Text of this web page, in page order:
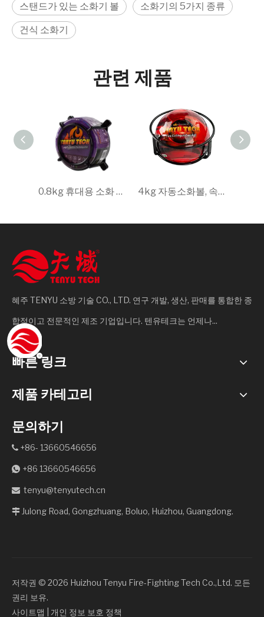
스탠드가 있는 소화기 볼 소화기의 5가지 종류
건식 소화기
관련 제품
0.8kg 휴대용 소화 장비, 글로벌 표준 및 자격 인증 준수 4kg 자동소화볼, 속건성 분말소화기, 안전에 필수
혜주 TENYU 소방 기술 CO., LTD. 연구 개발, 생산, 판매를 통합한 종
합적이고 전문적인 제조 기업입니다. 텐유테크는 언제나...
빠른 링크
제품 카테고리
문의하기
 +86- 13660546656
 +86 13660546656
 tenyu@tenyutech.cn
 Julong Road, Gongzhuang, Boluo, Huizhou, Guangdong.
저작권 ©️ 2026 Huizhou Tenyu Fire-Fighting Tech Co.,Ltd. 모든
권리 보유.
사이트맵
개인 정보 보호 정책